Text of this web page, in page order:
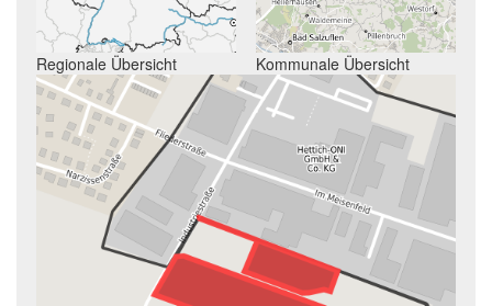
Regionale Übersicht Kommunale Übersicht